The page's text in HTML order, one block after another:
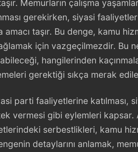
Memurların çalışma
gerekirken, siyasi
amacı taşır. Bu denge, kamu
için vazgeçilmezdir. Bu
hangilerinden
gerektiği sıkça merak
parti faaliyetlerine katılması,
vermesi gibi eylemleri
serbestlikleri, kamu
detaylarını anlamak,